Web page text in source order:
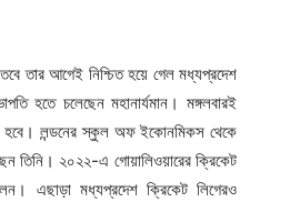
তার আগেই নিশ্চিত হয়ে গেল মধ্যপ্রদেশ
হতে চলেছেন মহানার্যমান। মঙ্গলবারই
হবে। লন্ডনের স্কুল অফ ইকোনমিকস থেকে
তিনি। ২০২২-এ গোয়ালিওয়ারের ক্রিকেট
এছাড়া মধ্যপ্রদেশ ক্রিকেট লিগেরও